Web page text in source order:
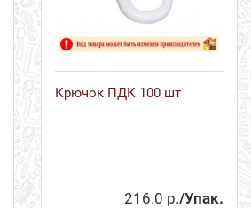
Крючок ПДК 100 шт
216.0 р./Упак.